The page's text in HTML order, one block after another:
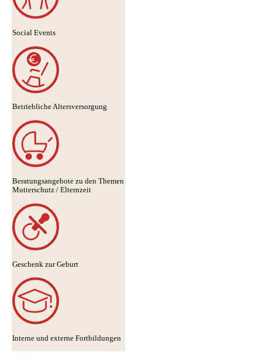
Social Events
Betriebliche Altersversorgung
Beratungsangebote zu den Themen
Mutterschutz / Elternzeit
Geschenk zur Geburt
Interne und externe Fortbildungen